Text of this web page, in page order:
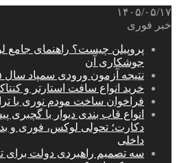
۱۴۰۵/۰۵/۱۷
خبر فوری
پروپیلن چیست؟ راهنمای جامع
جوشکاری آن
نتیجه آزمون ورودی سمپاد سال ۱۴۰۵ اعلام شد
خرید انواع سافت استارتر و
فراخوان ساخت مودم نوری با
انواع قاب بندی دیوار با گچبری
دکارت؛ تحولی لوکس، فوری و
داخلی
سه تصمیم راهبردی دولت برای